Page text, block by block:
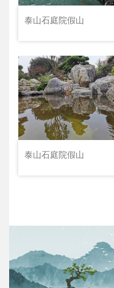
泰山石庭院假山
泰山石庭院假山